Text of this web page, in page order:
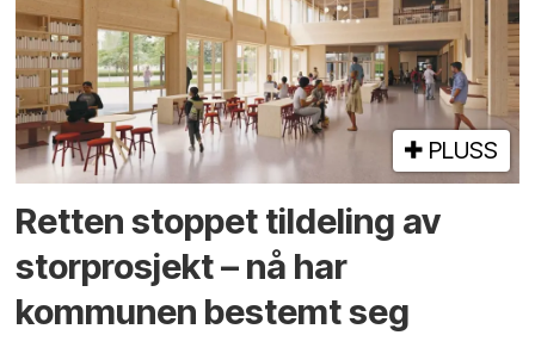
PLUSS
Retten stoppet tildeling av
storprosjekt – nå har
kommunen bestemt seg